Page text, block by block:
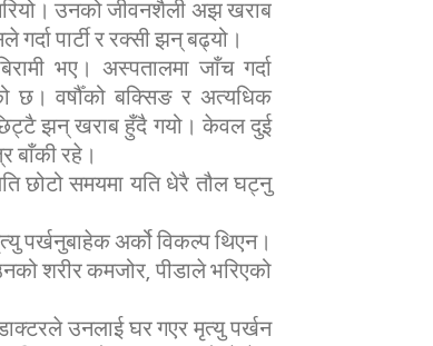
उनको जीवनशैली अझ खराब
पार्टी र रक्सी झन् बढ्यो।
भए। अस्पतालमा जाँच गर्दा
वर्षौँको बक्सिङ र अत्यधिक
झन् खराब हुँदै गयो। केवल दुई
बाँकी रहे।
छोटो समयमा यति धेरै तौल घट्नु
पर्खनुबाहेक अर्को विकल्प थिएन।
शरीर कमजोर, पीडाले भरिएको
उनलाई घर गएर मृत्यु पर्खन